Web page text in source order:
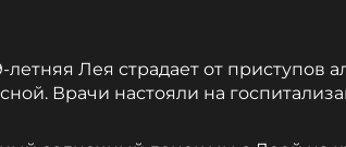
летняя Лея страдает от приступов
Врачи настояли на